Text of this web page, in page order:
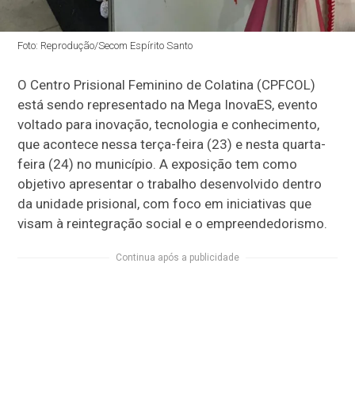
Foto: Reprodução/Secom Espírito Santo
O Centro Prisional Feminino de Colatina (CPFCOL)
está sendo representado na Mega InovaES, evento
voltado para inovação, tecnologia e conhecimento,
que acontece nessa terça-feira (23) e nesta quarta-
feira (24) no município. A exposição tem como
objetivo apresentar o trabalho desenvolvido dentro
da unidade prisional, com foco em iniciativas que
visam à reintegração social e o empreendedorismo.
Continua após a publicidade